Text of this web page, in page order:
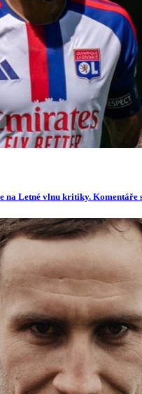
na Letné vlnu kritiky.